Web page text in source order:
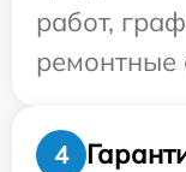
работ,
ремонтные
4